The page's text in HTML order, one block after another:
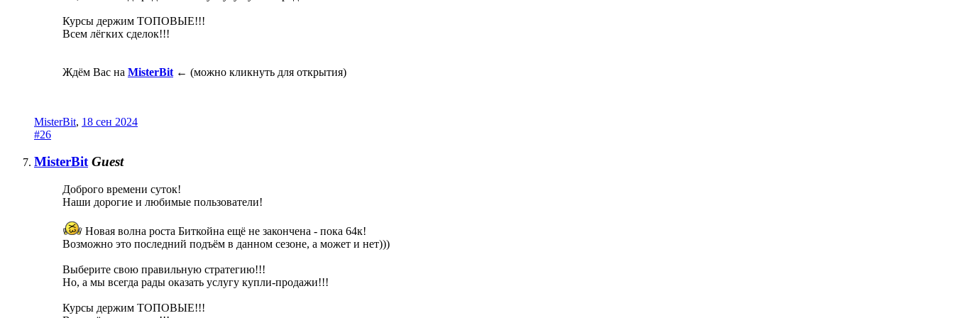
Курсы держим ТОПОВЫЕ!!!
Всем лёгких сделок!!!
Ждём Вас на MisterBit ← (можно кликнуть для открытия)
MisterBit, 18 сен 2024
#26
MisterBit Guest
Доброго времени суток!
Наши дорогие и любимые пользователи!
Новая волна роста Биткойна ещё не закончена - пока 64к!
Возможно это последний подъём в данном сезоне, а может и нет)))
Выберите свою правильную стратегию!!!
Но, а мы всегда рады оказать услугу купли-продажи!!!
Курсы держим ТОПОВЫЕ!!!